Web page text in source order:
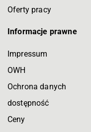
Oferty pracy
Informacje prawne
Impressum
OWH
Ochrona danych
dostępność
Ceny